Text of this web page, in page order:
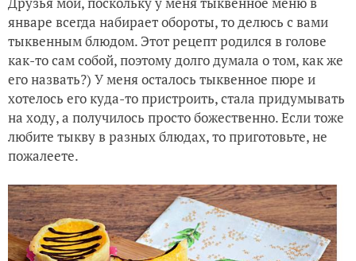
Летний приз под зимней ёлочкой
Кухонного "нашего полку прибыло"
январе всегда набирает обороты, то делюсь с вами
тыквенным блюдом. Этот рецепт родился в голове
как-то сам собой, поэтому долго думала о том, как же
его назвать?) У меня осталось тыквенное пюре и
хотелось его куда-то пристроить, стала придумывать
на ходу, а получилось просто божественно. Если тоже
любите тыкву в разных блюдах, то приготовьте, не
пожалеете.